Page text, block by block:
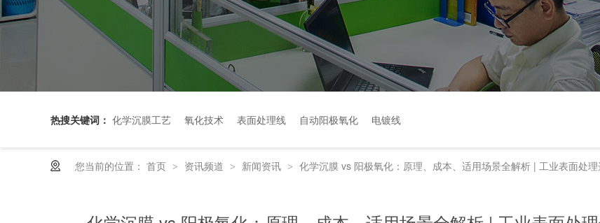
热搜关键词： 化学沉膜工艺 氧化技术 表面处理线 自动阳极氧化 电镀线
您当前的位置： 首页 > 资讯频道 > 新闻资讯 > 化学沉膜 vs 阳极氧化：原理、成本、适用场景全解析 | 工业表面处